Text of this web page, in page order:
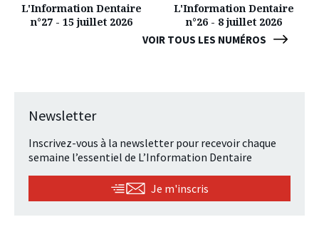
VOIR TOUS LES NUMÉROS
L'Information Dentaire
n°27 - 15 juillet 2026
L'Information Dentaire
n°26 - 8 juillet 2026
Newsletter
Inscrivez-vous à la newsletter pour recevoir chaque
semaine l’essentiel de L’Information Dentaire
Je m'inscris